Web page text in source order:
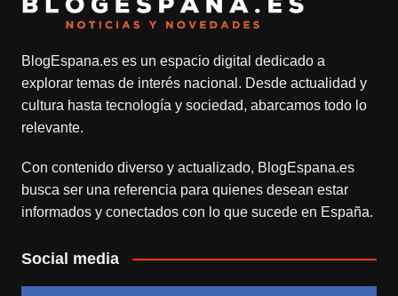
BlogEspana.eses un espacio digital dedicado a
explorar temas de interés nacional. Desde actualidad y
cultura hasta tecnología y sociedad, abarcamos todo lo
relevante.
Con contenido diverso y actualizado, BlogEspana.es
busca ser una referencia para quienes desean estar
informados y conectados con lo que sucede en España.
Social media